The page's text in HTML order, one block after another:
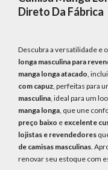
PREÇO
ÚNICO
SALDO
NOSSAS
PROMOÇÕES
MARCAS
Direto Da Fábrica
Descubra a versatilidade e
longa masculina para
manga longa atacado ,
com capuz , perfeitas para
masculina , ideal para um
manga longa , que une
preço baixo e excelente
lojistas e revendedores
de camisas masculinas .
renovar seu estoque com